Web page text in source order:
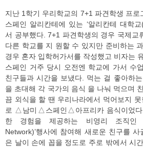
지난 1학기 우리학교의 7+1 파견학생 프
스페인 알리칸테에 있는 ‘알리칸테 대학
서 공부했다. 7+1 파견학생의 경우 국제교
다른 학교를 지 원할 수 있지만 준비하는
경우 혼자 입학허가서를 작성했고 비자는
스페인 거주 당시 오전엔 학교에 가서 수
친구들과 시간을 보냈다. 먹는 걸 좋아하
을 초대해 각 국가의 음식 을 나눠 먹으며
끔 외식을 할 땐 우리나라에서 먹어보지
로 △남미△스페인△아프리카 음식이었다
한 경험을 제공하는 비영리 조직인
Network)’행사에 참여해 새로운 친구를
은 날이 손에 꼽을 정도로 주로 밖에서 시